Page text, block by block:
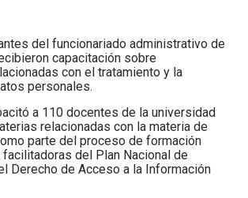
del funcionariado administrativo de
capacitación sobre
con el tratamiento y la
personales.
a 110 docentes de la universidad
relacionadas con la materia de
parte del proceso de formación
del Plan Nacional de
Derecho de Acceso a la Información